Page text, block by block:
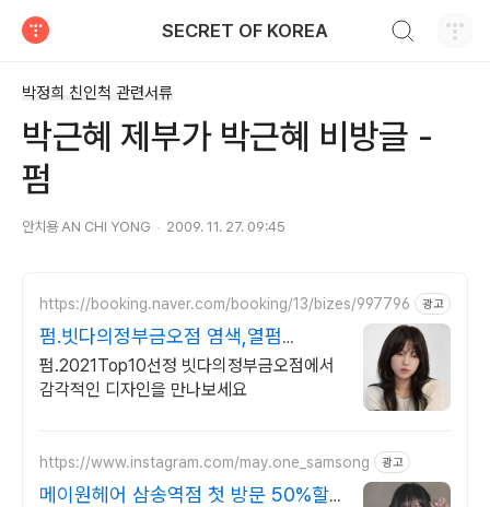
SECRET OF KOREA
박정희 친인척 관련서류
박근혜 제부가 박근혜 비방글 -
펌
안치용 AN CHI YONG 2009. 11. 27. 09:45
https://booking.naver.com/booking/13/bizes/997796 광고
펌.빗다의정부금오점 염색,열펌
EVENT 진행중
펌.2021Top10선정 빗다의정부금오점에서
감각적인 디자인을 만나보세요
https://www.instagram.com/may.one_samsong 광고
메이원헤어 삼송역점 첫 방문 50%할